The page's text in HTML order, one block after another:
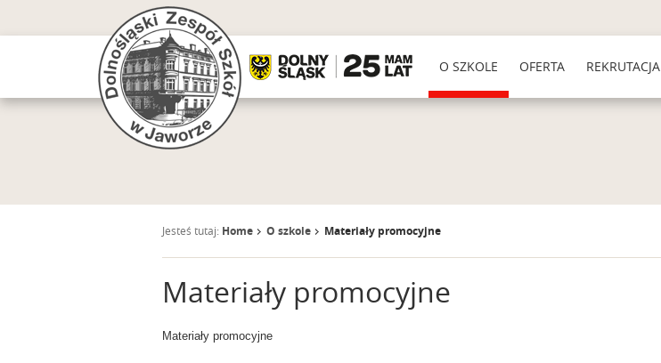
O SZKOLE OFERTA REKRUTACJA
Jesteś tutaj: Home O szkole Materiały promocyjne
Materiały promocyjne
Materiały promocyjne